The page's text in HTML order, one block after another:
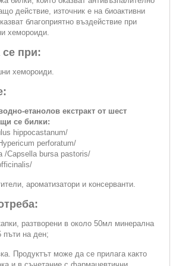
действие, източник е на биоактивни
благоприятно въздействие при
хемороиди.
при:
хемороиди.
етанолов екстракт от шест
се билки:
hippocastanum/
perforatum/
/Capsella bursa pastoris/
ароматизатори и консерванти.
разтворени в около 50мл минерална
пъти на ден;
Продуктът може да се прилага както